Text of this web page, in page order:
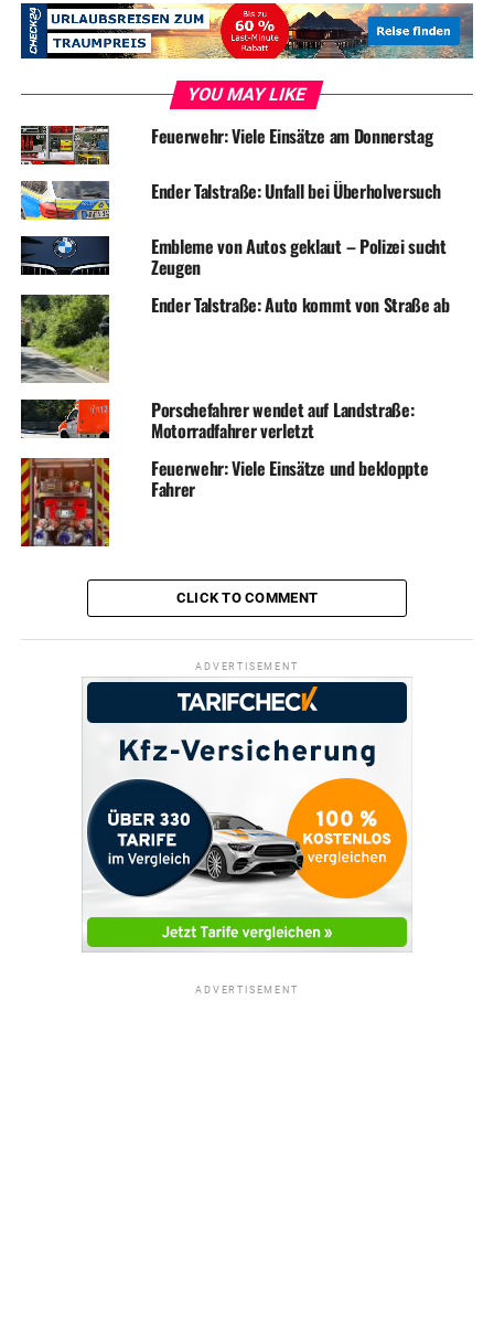
YOU MAY LIKE
Feuerwehr: Viele Einsätze am Donnerstag
Ender Talstraße: Unfall bei Überholversuch
Embleme von Autos geklaut – Polizei sucht
Zeugen
Ender Talstraße: Auto kommt von Straße ab
Porschefahrer wendet auf Landstraße:
Motorradfahrer verletzt
Feuerwehr: Viele Einsätze und bekloppte
Fahrer
CLICK TO COMMENT
ADVERTISEMENT
ADVERTISEMENT